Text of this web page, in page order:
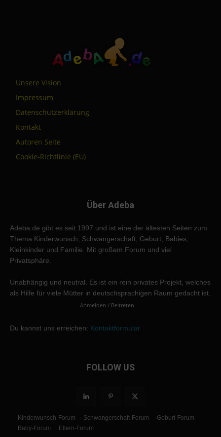
Unsere Vision
Impressum
Datenschutzerklärung
Kontakt
Autoren Seite
Cookie-Richtlinie (EU)
Über Adeba
Adeba.de gibt es seit 1997 und ist eine der ältesten Seiten zum
Thema Kinderwunsch, Schwangerschaft, Geburt, Babies,
Kleinkinder und Familie. Mit großem Forum und viel
Privatsphäre.
Unabhängig und neutral. Es ist ein rein privates Projekt, welches
als Hilfe für viele Mütter in deutschsprachigen Raum gedacht ist.
Anmelden / Beitreten
Du kannst uns erreichen: Kontaktformular
FOLLOW US
Kinderwunsch-Forum Schwangerschaft-Forum
Geburt-Forum
Baby-Forum
Eltern-Forum